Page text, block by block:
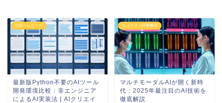
比較・レビュー
最新版Python不要のAIツール
開発環境比較：非エンジニア
によるAI実装法 | AIクリエイ
ニュース・時事解説
マルチモーダルAIが開く新時
代：2025年最注目のAI技術を
徹底解説